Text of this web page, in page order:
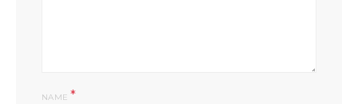
NAME*